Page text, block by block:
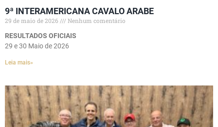
9ª INTERAMERICANA CAVALO ARABE
29 de maio de 2026
Nenhum comentário
RESULTADOS OFICIAIS
29 e 30 Maio de 2026
Leia mais»